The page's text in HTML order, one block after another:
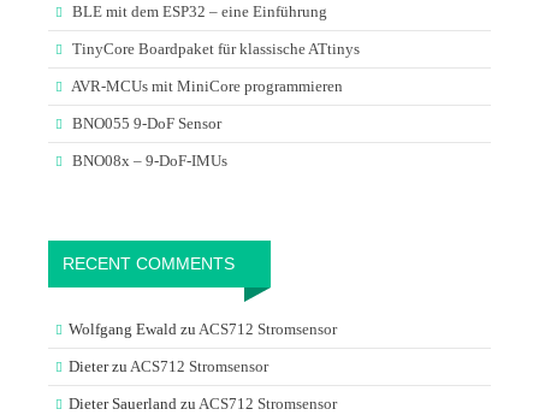
BLE mit dem ESP32 – eine Einführung
TinyCore Boardpaket für klassische ATtinys
AVR-MCUs mit MiniCore programmieren
BNO055 9-DoF Sensor
BNO08x – 9-DoF-IMUs
RECENT COMMENTS
Wolfgang Ewald zu ACS712 Stromsensor
Dieterzu ACS712 Stromsensor
Dieter Sauerland zu ACS712 Stromsensor